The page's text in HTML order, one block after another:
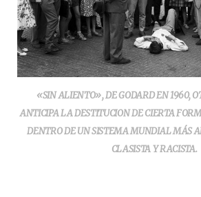
«SIN ALIENTO», DE GODARD EN 1960,
ANTICIPA LA DESTITUCION DE CIERTA
DENTRO DE UN SISTEMA MUNDIAL MÁS
CLASISTA Y RACISTA.